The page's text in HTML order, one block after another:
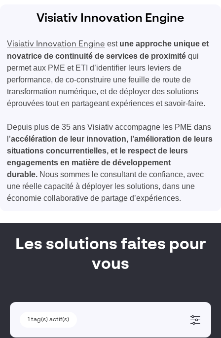
Visiativ Innovation Engine
Visiativ Innovation Engine est une approche unique et
novatrice de continuité de services de proximité qui
permet aux PME et ETI d’identifier leurs leviers de
performance, de co-construire une feuille de route de
transformation numérique, et de déployer des solutions
éprouvées tout en partageant expériences et savoir-faire.
Depuis plus de 35 ans Visiativ accompagne les PME dans
l’accélération de leur innovation, l’amélioration de leurs
situations concurrentielles, et le respect de leurs
engagements en matière de développement
durable. Nous sommes le consultant de confiance, avec
une réelle capacité à déployer les solutions, dans une
économie collaborative de partage d’expériences.
Les solutions faites pour
vous
1 tag(s) actif(s)
1 tag(s) actif(s)